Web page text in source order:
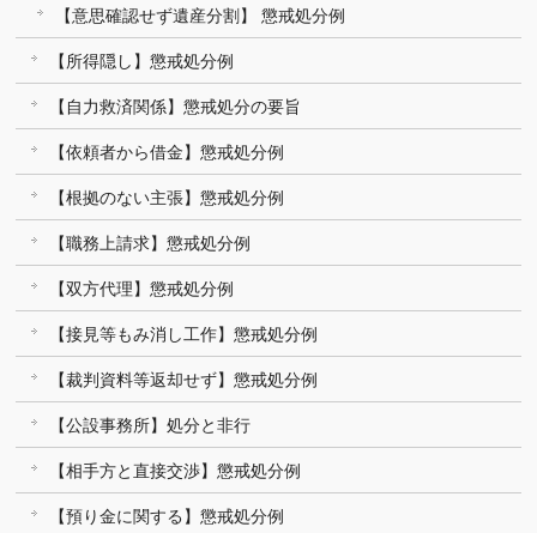
【意思確認せず遺産分割】 懲戒処分例
【所得隠し】懲戒処分例
【自力救済関係】懲戒処分の要旨
【依頼者から借金】懲戒処分例
【根拠のない主張】懲戒処分例
【職務上請求】懲戒処分例
【双方代理】懲戒処分例
【接見等もみ消し工作】懲戒処分例
【裁判資料等返却せず】懲戒処分例
【公設事務所】処分と非行
【相手方と直接交渉】懲戒処分例
【預り金に関する】懲戒処分例